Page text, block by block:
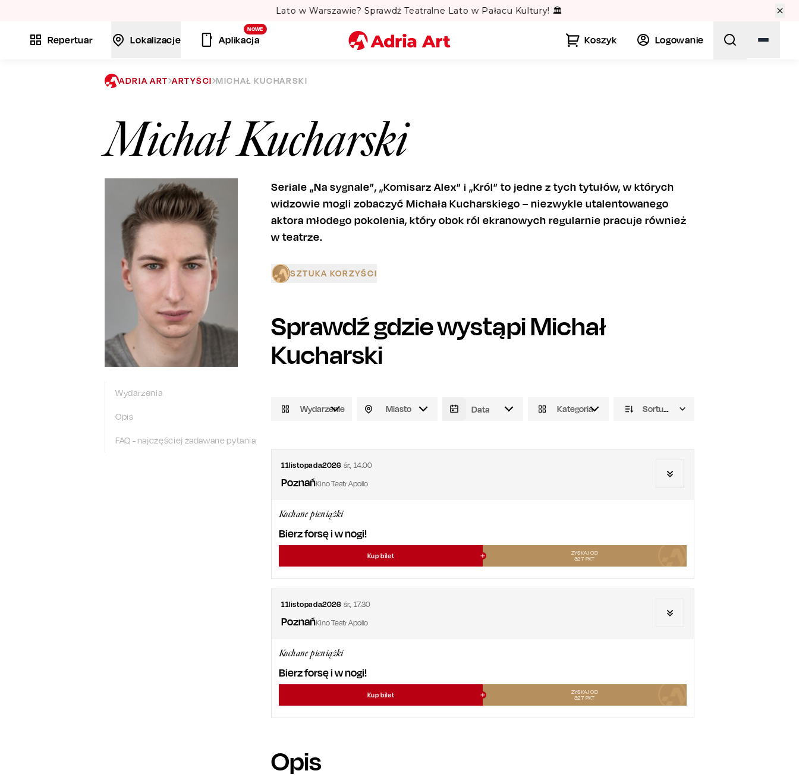
Lato w Warszawie? Sprawdź Teatralne Lato w Pałacu Kultury! 🏛️
Repertuar Lokalizacje
NOWE
Aplikacja Koszyk Logowanie
Szukaj
ADRIA ART ARTYŚCI MICHAŁ KUCHARSKI
Michał Kucharski
Wydarzenia
Opis
FAQ - najczęściej zadawane pytania
Seriale „Na sygnale”, „Komisarz Alex” i „Król” to jedne z tych tytułów, w których
widzowie mogli zobaczyć Michała Kucharskiego – niezwykle utalentowanego
aktora młodego pokolenia, który obok ról ekranowych regularnie pracuje również
w teatrze.
SZTUKA KORZYŚCI
Sprawdź gdzie wystąpiMichał
Kucharski
Wydarzenie Miasto Kategoria Sortuj domyślnie
11listopada2026 śr.,14.00
PoznańKino Teatr Apollo
Kochane pieniążki
Bierz forsę i w nogi!
Kup bilet
ZYSKAJ OD
327 PKT
11listopada2026 śr.,17.30
PoznańKino Teatr Apollo
Kochane pieniążki
Bierz forsę i w nogi!
Kup bilet
ZYSKAJ OD
327 PKT
Opis